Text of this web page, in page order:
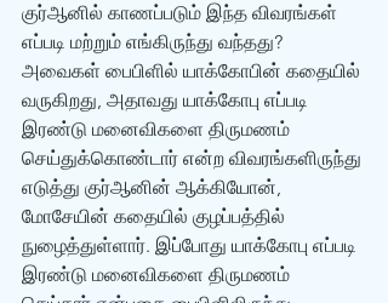
குர்‍ஆனில் காணப்படும் இந்த விவரங்கள்
எப்படி மற்றும் எங்கிருந்து வந்தது?
அவைகள் பைபிளில் யாக்கோபின் கதையில்
வருகிறது, அதாவது யாக்கோபு எப்படி
இரண்டு மனைவிகளை திருமணம்
செய்துக்கொண்டார் என்ற விவரங்களிருந்து
எடுத்து குர்‍ஆனின் ஆக்கியோன்,
மோசேயின் கதையில் குழப்பத்தில்
நுழைத்துள்ளார். இப்போது யாக்கோபு எப்படி
இரண்டு மனைவிகளை திருமணம்